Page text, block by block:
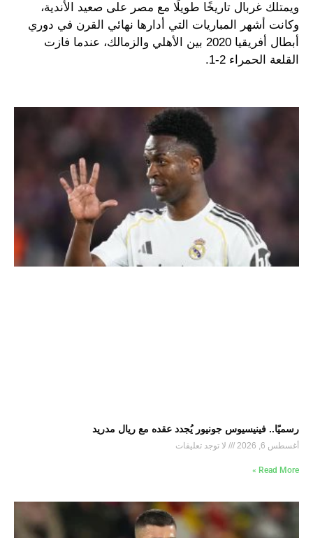
ويمتلك غربال تاريخًا طويلًا مع مصر على صعيد الأندية،
وكانت أشهر المباريات التي أدارها نهائي القرن في دوري
أبطال أفريقيا 2020 بين الأهلي والزمالك، عندما فازت
القلعة الحمراء 2-1.
رسميًا.. فينيسيوس جونيور يُجدد عقده مع ريال مدريد
أغسطس 6, 2026 لا توجد تعليقات
Read More »